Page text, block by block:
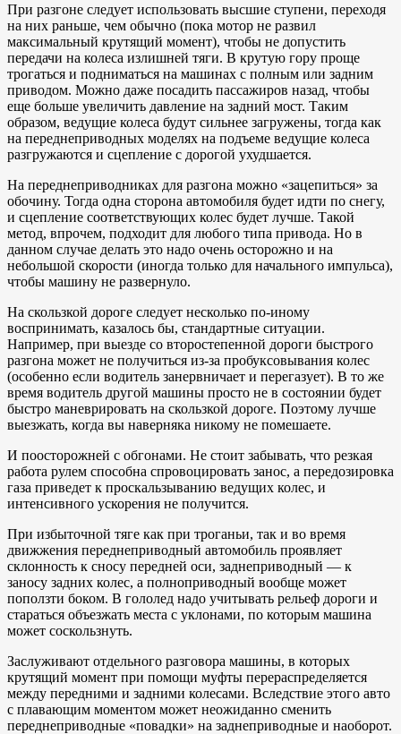
При разгоне следует использовать высшие ступени, переходя
на них раньше, чем обычно (пока мотор не развил
максимальный крутящий момент), чтобы не допустить
передачи на колеса излишней тяги. В крутую гору проще
трогаться и подниматься на машинах с полным или задним
приводом. Можно даже посадить пассажиров назад, чтобы
еще больше увеличить давление на задний мост. Таким
образом, ведущие колеса будут сильнее загружены, тогда как
на переднеприводных моделях на подъеме ведущие колеса
разгружаются и сцепление с дорогой ухудшается.
На переднеприводниках для разгона можно «зацепиться» за
обочину. Тогда одна сторона автомобиля будет идти по снегу,
и сцепление соответствующих колес будет лучше. Такой
метод, впрочем, подходит для любого типа привода. Но в
данном случае делать это надо очень осторожно и на
небольшой скорости (иногда только для начального импульса),
чтобы машину не развернуло.
На скользкой дороге следует несколько по-иному
воспринимать, казалось бы, стандартные ситуации.
Например, при выезде со второстепенной дороги быстрого
разгона может не получиться из-за пробуксовывания колес
(особенно если водитель занервничает и перегазует). В то же
время водитель другой машины просто не в состоянии будет
быстро маневрировать на скользкой дороге. Поэтому лучше
выезжать, когда вы наверняка никому не помешаете.
И поосторожней с обгонами. Не стоит забывать, что резкая
работа рулем способна спровоцировать занос, а передозировка
газа приведет к проскальзыванию ведущих колес, и
интенсивного ускорения не получится.
При избыточной тяге как при троганьи, так и во время
движжения переднеприводный автомобиль проявляет
склонность к сносу передней оси, заднеприводный — к
заносу задних колес, а полноприводный вообще может
поползти боком. В гололед надо учитывать рельеф дороги и
стараться объезжать места с уклонами, по которым машина
может соскользнуть.
Заслуживают отдельного разговора машины, в которых
крутящий момент при помощи муфты перераспределяется
между передними и задними колесами. Вследствие этого авто
с плавающим моментом может неожиданно сменить
переднеприводные «повадки» на заднеприводные и наоборот.